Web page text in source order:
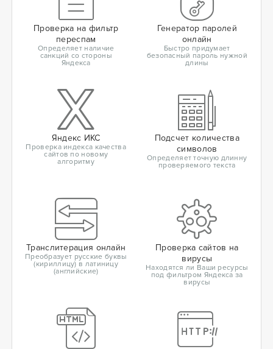
Проверка на фильтр
переспам
Определяет наличие
санкций со стороны
Яндекса
Генератор паролей
онлайн
Быстро придумает
безопасный пароль нужной
длины
Яндекс ИКС
Проверка индекса качества
сайтов по новому
алгоритму
Подсчет количества
символов
Определяет точную длинну
проверяемого текста
Транслитерация онлайн
Преобразует русские буквы
(кириллицу) в латиницу
(английские)
Проверка сайтов на
вирусы
Находятся ли Ваши ресурсы
под фильтром Яндекса за
вирусы